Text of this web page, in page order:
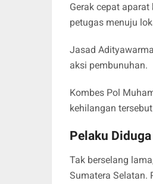
Gerak cepat
petugas menuju
Jasad
aksi pembunuhan.
Kombes Pol
kehilangan
Pelaku
Tak berselang
Sumatera Selatan.